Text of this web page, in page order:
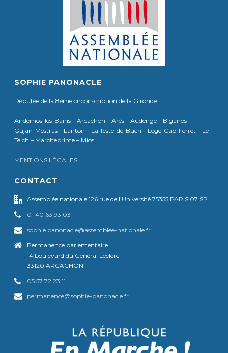
SOPHIE PANONACLE
Députée de la 8ème circonscription de la Gironde.
Andernos-les-Bains – Arcachon – Arès – Audenge – Biganos –
Gujan-Méstras – Lanton – La Teste-de-Buch – Lège-Cap-Ferret – Le
Teich – Marcheprime – Mios.
MENTIONS LÉGALES
CONTACT
Assemblée nationale 126 rue de l’Université 75355 PARIS 07 SP
01 40 63 93 03
sophie.panonacle@assemblee-nationale.fr
Permanence parlementaire
14 boulevard du Général Leclerc
33120 ARCACHON
05 57 72 23 11
permanence@sophie-panonacle.fr